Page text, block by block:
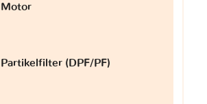
Motor
Partikelfilter (DPF/PF)